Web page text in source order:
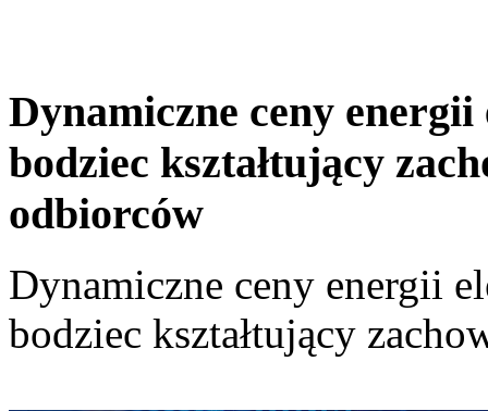
Dynamiczne ceny
bodziec kształtujący
odbiorców
Dynamiczne ceny energii
bodziec kształtujący